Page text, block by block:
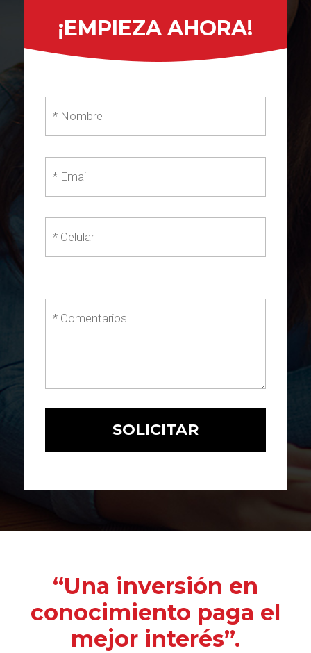
¡EMPIEZA AHORA!
“Una inversión en
conocimiento paga el
mejor interés”.